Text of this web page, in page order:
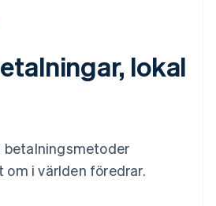
lokal
betalningsmetoder
om i världen föredrar.
Deutsch English